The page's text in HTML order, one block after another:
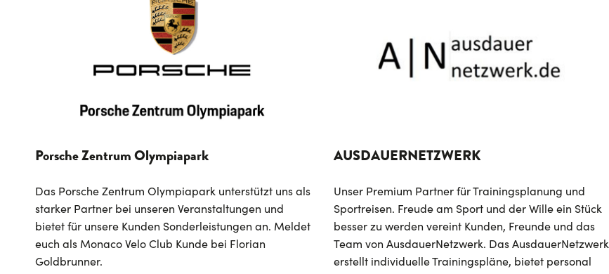
Porsche Zentrum Olympiapark
Das Porsche Zentrum Olympiapark unterstützt uns als
starker Partner bei unseren Veranstaltungen und
bietet für unsere Kunden Sonderleistungen an. Meldet
euch als Monaco Velo Club Kunde bei Florian
Goldbrunner.
AUSDAUERNETZWERK
Unser Premium Partner für Trainingsplanung und
Sportreisen. Freude am Sport und der Wille ein Stück
besser zu werden vereint Kunden, Freunde und das
Team von AusdauerNetzwerk. Das AusdauerNetzwerk
erstellt individuelle Trainingspläne, bietet personal